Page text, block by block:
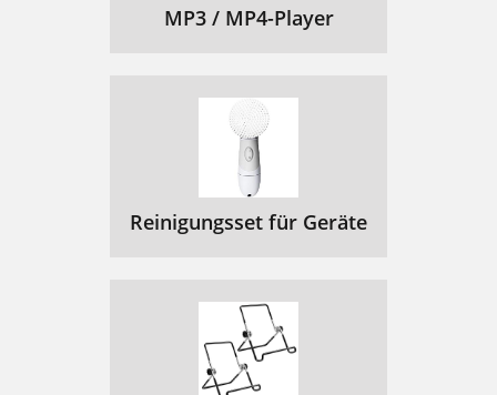
MP3 / MP4-Player
Reinigungsset für Geräte